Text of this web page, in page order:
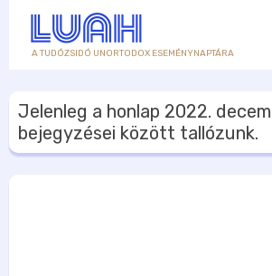
A TUDÓZSIDÓ UNORTODOX ESEMÉNYNAPTÁRA
Jelenleg a honlap 2022.
bejegyzései között tallózunk.